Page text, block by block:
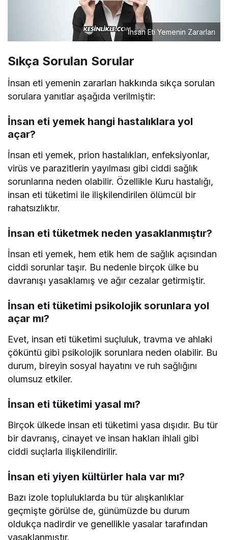
İnsan Eti Yemenin Zararları
Sıkça Sorulan Sorular
İnsan eti yemenin zararları hakkında sıkça sorulan
sorulara yanıtlar aşağıda verilmiştir:
İnsan eti yemek hangi hastalıklara yol
açar?
İnsan eti yemek, prion hastalıkları, enfeksiyonlar,
virüs ve parazitlerin yayılması gibi ciddi sağlık
sorunlarına neden olabilir. Özellikle Kuru hastalığı,
insan eti tüketimi ile ilişkilendirilen ölümcül bir
rahatsızlıktır.
İnsan eti tüketmek neden yasaklanmıştır?
İnsan eti yemek, hem etik hem de sağlık açısından
ciddi sorunlar taşır. Bu nedenle birçok ülke bu
davranışı yasaklamış ve ağır cezalar getirmiştir.
İnsan eti tüketimi psikolojik sorunlara yol
açar mı?
Evet, insan eti tüketimi suçluluk, travma ve ahlaki
çöküntü gibi psikolojik sorunlara neden olabilir. Bu
durum, bireyin sosyal hayatını ve ruh sağlığını
olumsuz etkiler.
İnsan eti tüketimi yasal mı?
Birçok ülkede insan eti tüketimi yasa dışıdır. Bu tür
bir davranış, cinayet ve insan hakları ihlali gibi
ciddi suçlarla ilişkilendirilir.
İnsan eti yiyen kültürler hala var mı?
Bazı izole topluluklarda bu tür alışkanlıklar
geçmişte görülse de, günümüzde bu durum
oldukça nadirdir ve genellikle yasalar tarafından
yasaklanmıştır.